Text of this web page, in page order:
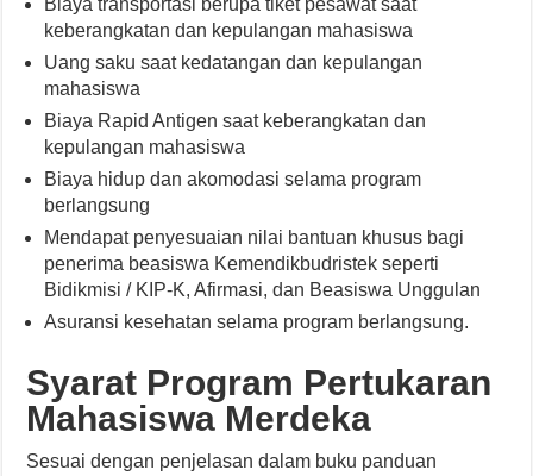
Biaya transportasi berupa tiket pesawat saat
keberangkatan dan kepulangan mahasiswa
Uang saku saat kedatangan dan kepulangan
mahasiswa
Biaya Rapid Antigen saat keberangkatan dan
kepulangan mahasiswa
Biaya hidup dan akomodasi selama program
berlangsung
Mendapat penyesuaian nilai bantuan khusus bagi
penerima beasiswa Kemendikbudristek seperti
Bidikmisi / KIP-K, Afirmasi, dan Beasiswa Unggulan
Asuransi kesehatan selama program berlangsung.
Syarat Program Pertukaran
Mahasiswa Merdeka
Sesuai dengan penjelasan dalam buku panduan